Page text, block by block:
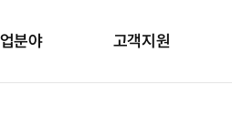
분야 고객지원